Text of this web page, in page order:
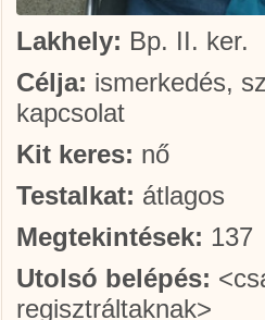
Lakhely: Bp. II. ker.
Célja: ismerkedés,
kapcsolat
Kit keres: nő
Testalkat: átlagos
Megtekintések: 137
Utolsó belépés:
regisztráltaknak>